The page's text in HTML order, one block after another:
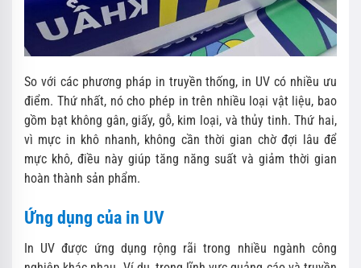
So với các phương pháp in truyền thống, in UV có nhiều ưu
điểm. Thứ nhất, nó cho phép in trên nhiều loại vật liệu, bao
gồm bạt không gân, giấy, gỗ, kim loại, và thủy tinh. Thứ hai,
vì mực in khô nhanh, không cần thời gian chờ đợi lâu để
mực khô, điều này giúp tăng năng suất và giảm thời gian
hoàn thành sản phẩm.
Ứng dụng của in UV
In UV được ứng dụng rộng rãi trong nhiều ngành công